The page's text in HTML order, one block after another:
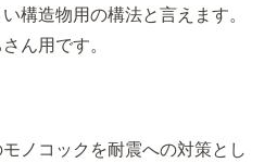
構造物用の構法と言えます。
ん用です。
ノコックを耐震への対策とし